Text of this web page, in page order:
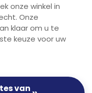
onze winkel in
Onze
klaar om u te
keuze voor uw
van